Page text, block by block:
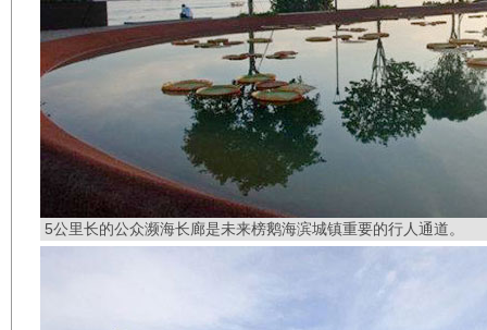
5公里长的公众濒海长廊是未来榜鹅海滨城镇重要的行人通道。